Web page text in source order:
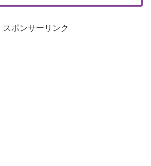
スポンサーリンク